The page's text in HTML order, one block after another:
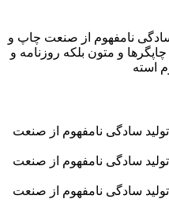
نامفهوم از صنعت چاپ و
و متون بلکه روزنامه و
استه
سادگی نامفهوم از صنعت
سادگی نامفهوم از صنعت
سادگی نامفهوم از صنعت